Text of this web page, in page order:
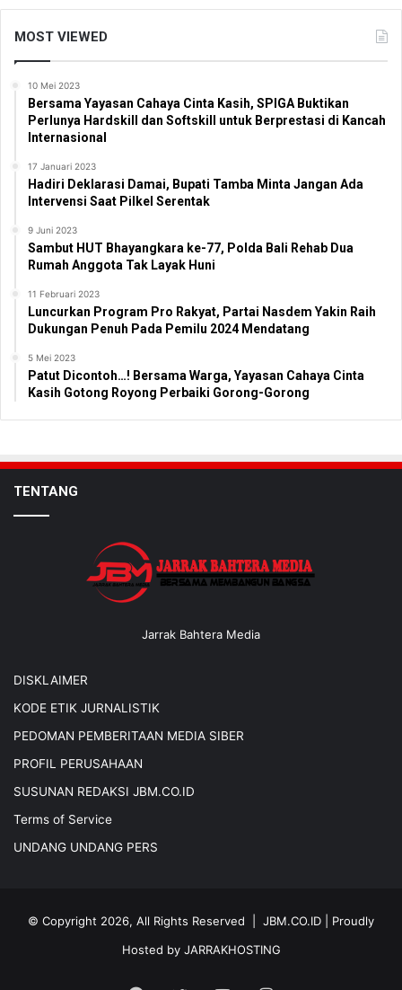
MOST VIEWED
10 Mei 2023
Bersama Yayasan Cahaya Cinta Kasih, SPIGA Buktikan
Perlunya Hardskill dan Softskill untuk Berprestasi di Kancah
Internasional
17 Januari 2023
Hadiri Deklarasi Damai, Bupati Tamba Minta Jangan Ada
Intervensi Saat Pilkel Serentak
9 Juni 2023
Sambut HUT Bhayangkara ke-77, Polda Bali Rehab Dua
Rumah Anggota Tak Layak Huni
11 Februari 2023
Luncurkan Program Pro Rakyat, Partai Nasdem Yakin Raih
Dukungan Penuh Pada Pemilu 2024 Mendatang
5 Mei 2023
Patut Dicontoh…! Bersama Warga, Yayasan Cahaya Cinta
Kasih Gotong Royong Perbaiki Gorong-Gorong
TENTANG
Jarrak Bahtera Media
DISKLAIMER
KODE ETIK JURNALISTIK
PEDOMAN PEMBERITAAN MEDIA SIBER
PROFIL PERUSAHAAN
SUSUNAN REDAKSI JBM.CO.ID
Terms of Service
UNDANG UNDANG PERS
© Copyright 2026, All Rights Reserved | JBM.CO.ID | Proudly
Hosted by JARRAKHOSTING